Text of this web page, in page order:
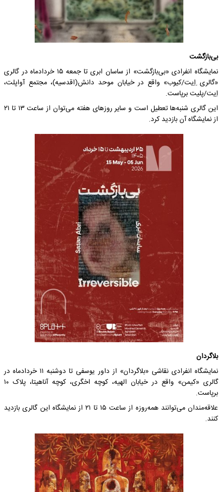
بی‌بازگشت
نمایشگاه انفرادی «بی‌بازگشت» از ساسان ابری تا جمعه ۱۵ خردادماه در گالری
«گالری ِاِیت/کیوب» واقع در خیابان موحد دانش(اقدسیه)، مجتمع آواپلت،
اِیت/پلیت برپاست.
این گالری شنبه‌ها تعطیل است و سایر روزهای هفته می‌توان از ساعت ۱۳ تا ۲۱
از نمایشگاه آن بازدید کرد.
بلاگردان
نمایشگاه انفرادی نقاشی «بلاگردان» از داور یوسفی تا دوشنبه ۱۱ خردادماه در
گالری «کیمن» واقع در خیابان الهیه، کوچه اخگری، کوچه آناهیتا، پلاک ۱۰
برپاست.
علاقه‌مندان می‌توانند همه‌روزه از ساعت ۱۵ تا ۲۱ از نمایشگاه این گالری بازدید
کنند.